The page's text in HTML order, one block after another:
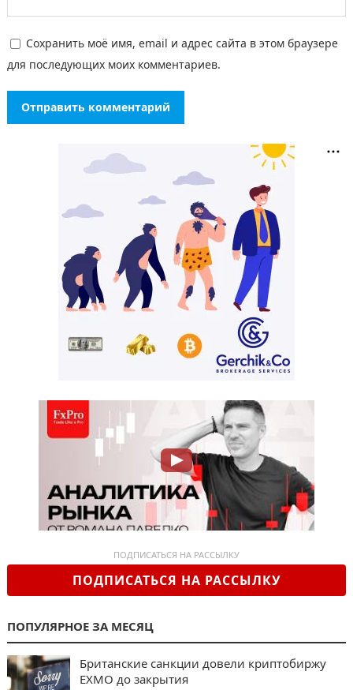
Сохранить моё имя, email и адрес сайта в этом браузере
для последующих моих комментариев.
ПОДПИСАТЬСЯ НА РАССЫЛКУ
ПОДПИСАТЬСЯ НА РАССЫЛКУ
ПОПУЛЯРНОЕ ЗА МЕСЯЦ
Британские санкции довели криптобиржу
EXMO до закрытия